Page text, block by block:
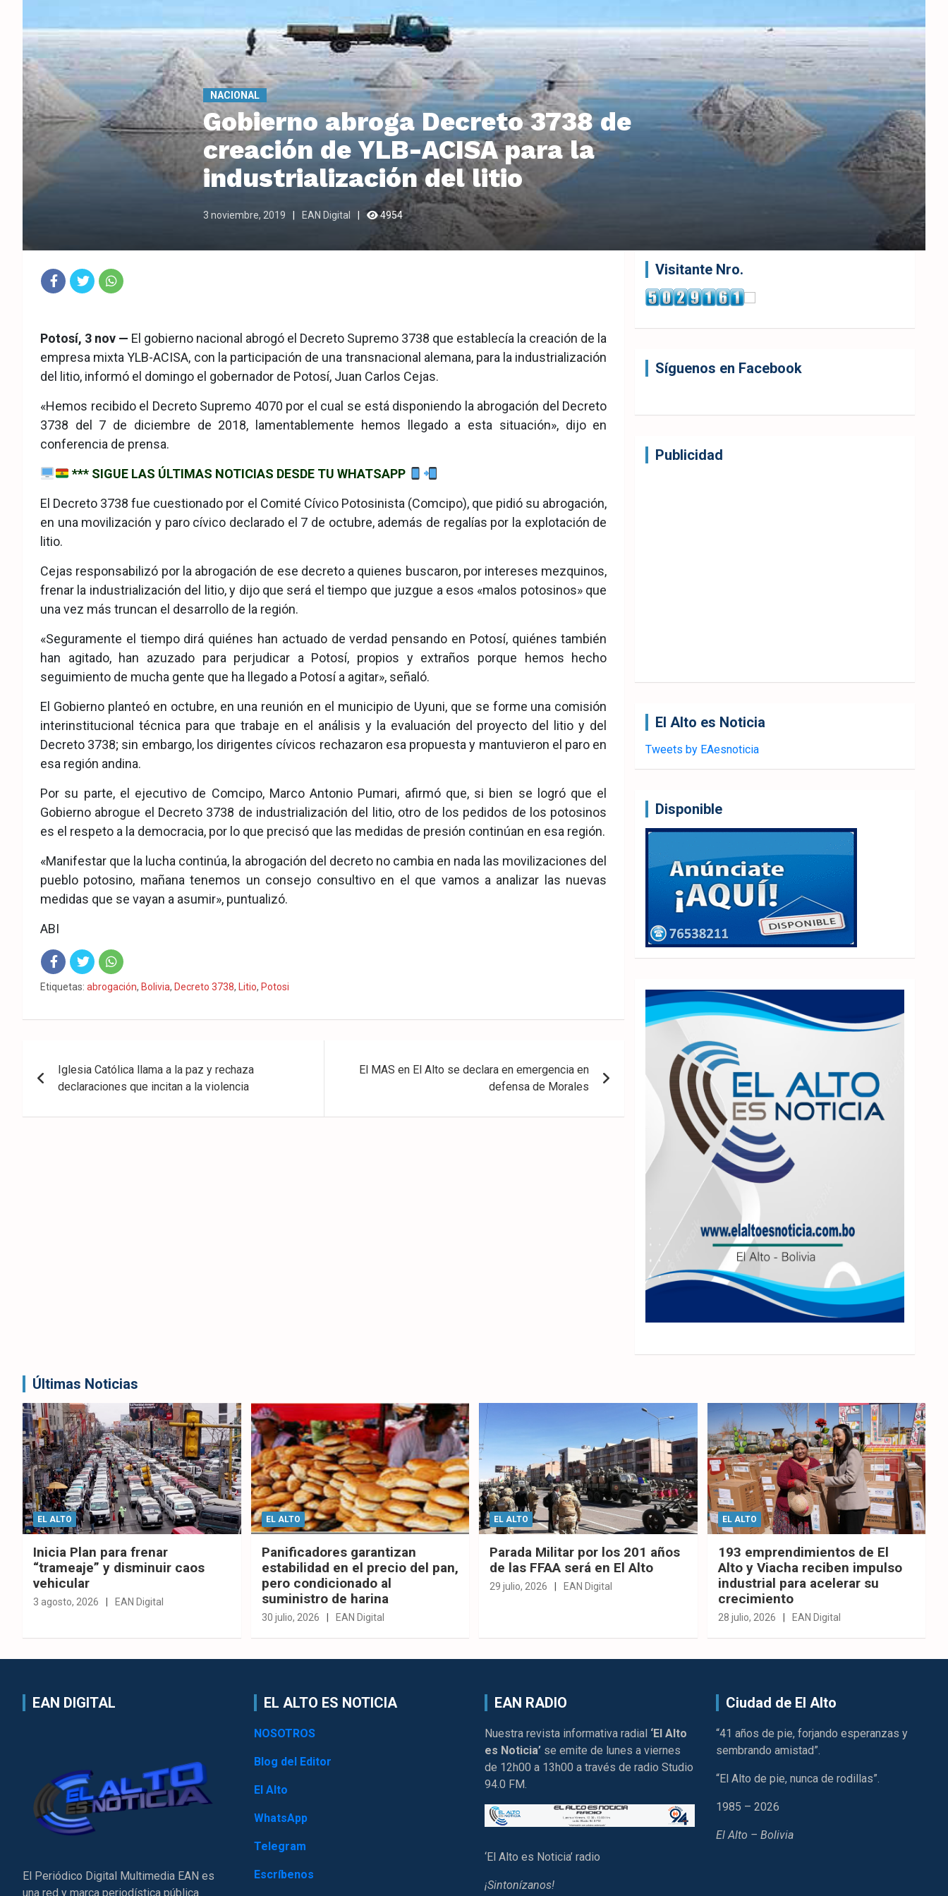
NACIONAL
Gobierno abroga Decreto 3738 de
creación de YLB-ACISA para la
industrialización del litio
3 noviembre, 2019 EAN Digital 4954
eb
ook
ter
pp
Potosí, 3 nov — El gobierno nacional abrogó el Decreto Supremo 3738 que establecía la creación de la
empresa mixta YLB-ACISA, con la participación de una transnacional alemana, para la industrialización
del litio, informó el domingo el gobernador de Potosí, Juan Carlos Cejas.
«Hemos recibido el Decreto Supremo 4070 por el cual se está disponiendo la abrogación del Decreto
3738 del 7 de diciembre de 2018, lamentablemente hemos llegado a esta situación», dijo en
conferencia de prensa.
*** SIGUE LAS ÚLTIMAS NOTICIAS DESDE TU WHATSAPP
El Decreto 3738 fue cuestionado por el Comité Cívico Potosinista (Comcipo), que pidió su abrogación,
en una movilización y paro cívico declarado el 7 de octubre, además de regalías por la explotación de
litio.
Cejas responsabilizó por la abrogación de ese decreto a quienes buscaron, por intereses mezquinos,
frenar la industrialización del litio, y dijo que será el tiempo que juzgue a esos «malos potosinos» que
una vez más truncan el desarrollo de la región.
«Seguramente el tiempo dirá quiénes han actuado de verdad pensando en Potosí, quiénes también
han agitado, han azuzado para perjudicar a Potosí, propios y extraños porque hemos hecho
seguimiento de mucha gente que ha llegado a Potosí a agitar», señaló.
El Gobierno planteó en octubre, en una reunión en el municipio de Uyuni, que se forme una comisión
interinstitucional técnica para que trabaje en el análisis y la evaluación del proyecto del litio y del
Decreto 3738; sin embargo, los dirigentes cívicos rechazaron esa propuesta y mantuvieron el paro en
esa región andina.
Por su parte, el ejecutivo de Comcipo, Marco Antonio Pumari, afirmó que, si bien se logró que el
Gobierno abrogue el Decreto 3738 de industrialización del litio, otro de los pedidos de los potosinos
es el respeto a la democracia, por lo que precisó que las medidas de presión continúan en esa región.
«Manifestar que la lucha continúa, la abrogación del decreto no cambia en nada las movilizaciones del
pueblo potosino, mañana tenemos un consejo consultivo en el que vamos a analizar las nuevas
medidas que se vayan a asumir», puntualizó.
ABI
Fac Twit Wha
Etiquetas: abrogación, Bolivia, Decreto 3738, Litio, Potosi
de
Iglesia Católica llama a la paz y rechaza
declaraciones que incitan a la violencia
El MAS en El Alto se declara en emergencia en
defensa de Morales
Visitante Nro.
Síguenos en Facebook
Publicidad
El Alto es Noticia
Tweets by EAesnoticia
Disponible
Últimas Noticias
EL ALTO
Inicia Plan para frenar
“trameaje” y disminuir caos
vehicular
3 agosto, 2026 EAN Digital
EL ALTO
Panificadores garantizan
estabilidad en el precio del pan,
pero condicionado al
suministro de harina
30 julio, 2026 EAN Digital
EL ALTO
Parada Militar por los 201 años
de las FFAA será en El Alto
29 julio, 2026 EAN Digital
EL ALTO
193 emprendimientos de El
Alto y Viacha reciben impulso
industrial para acelerar su
crecimiento
28 julio, 2026 EAN Digital
EAN DIGITAL
El Periódico Digital Multimedia EAN es
una red y marca periodística pública
EL ALTO ES NOTICIA
NOSOTROS
Blog del Editor
El Alto
WhatsApp
Telegram
Escríbenos
EAN RADIO
Nuestra revista informativa radial ‘El Alto
es Noticia’ se emite de lunes a viernes
de 12h00 a 13h00 a través de radio Studio
94.0 FM.
‘El Alto es Noticia’ radio
¡Sintonízanos!
Ciudad de El Alto
“41 años de pie, forjando esperanzas y
sembrando amistad”.
“El Alto de pie, nunca de rodillas”.
1985 – 2026
El Alto – Bolivia